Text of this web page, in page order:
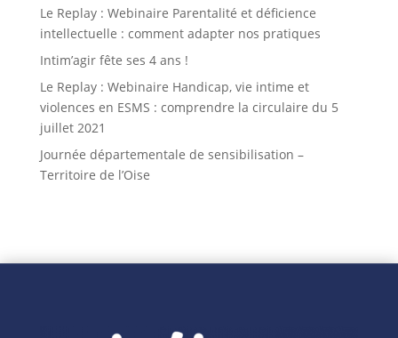
Le Replay : Webinaire Parentalité et déficience
intellectuelle : comment adapter nos pratiques
Intim’agir fête ses 4 ans !
Le Replay : Webinaire Handicap, vie intime et
violences en ESMS : comprendre la circulaire du 5
juillet 2021
Journée départementale de sensibilisation –
Territoire de l’Oise